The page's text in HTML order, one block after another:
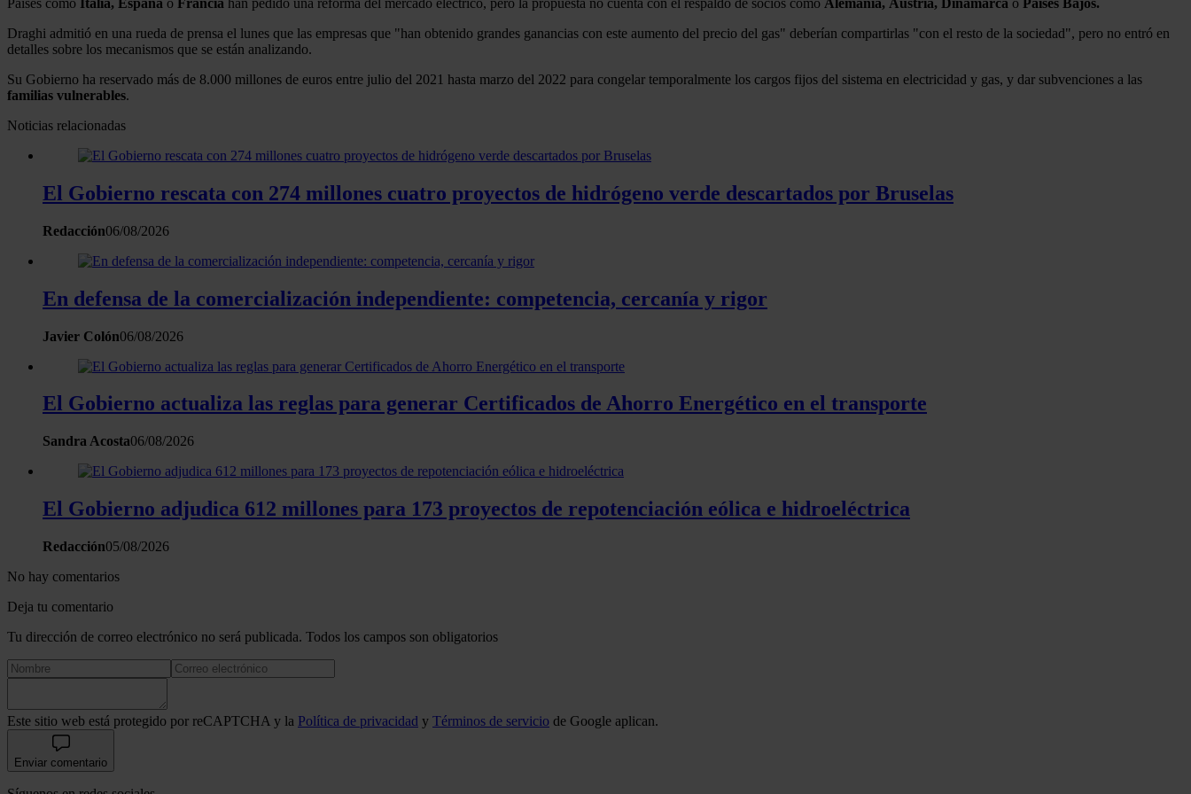
Draghi admitió en una rueda de prensa el lunes que las empresas que "han obtenido grandes ganancias con este aumento del precio del gas" deberían compartirlas "con el resto de la sociedad", pero no entró en
detalles sobre los mecanismos que se están analizando.
Su Gobierno ha reservado más de 8.000 millones de euros entre julio del 2021 hasta marzo del 2022 para congelar temporalmente los cargos fijos del sistema en electricidad y gas, y dar subvenciones a las
familias vulnerables.
Noticias relacionadas
El Gobierno rescata con 274 millones cuatro proyectos de hidrógeno verde descartados por Bruselas
Redacción06/08/2026
En defensa de la comercialización independiente: competencia, cercanía y rigor
Javier Colón06/08/2026
El Gobierno actualiza las reglas para generar Certificados de Ahorro Energético en el transporte
Sandra Acosta06/08/2026
El Gobierno adjudica 612 millones para 173 proyectos de repotenciación eólica e hidroeléctrica
Redacción05/08/2026
No hay comentarios
Deja tu comentario
Tu dirección de correo electrónico no será publicada. Todos los campos son obligatorios
Este sitio web está protegido por reCAPTCHA y la Política de privacidad y Términos de servicio de Google aplican.
Enviar comentario